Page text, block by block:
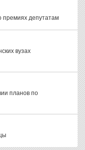
премиях депутатам
вузах
планов по